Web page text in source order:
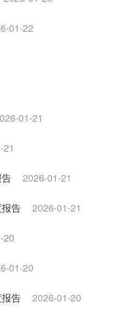
01-22
01-21
2026-01-21
告 2026-01-21
20
01-20
告 2026-01-20